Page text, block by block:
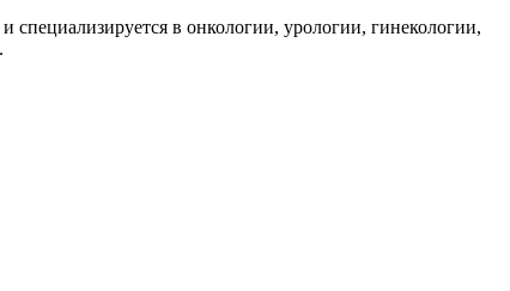
в онкологии, урологии, гинекологии,